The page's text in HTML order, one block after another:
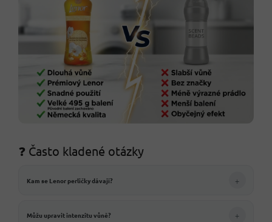
❓ Často kladené otázky
Kam se Lenor perličky dávají? +
Můžu upravit intenzitu vůně? +